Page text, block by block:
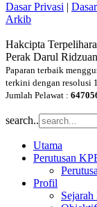
Dasar Privasi |
Arkib
Hakcipta
Perak Darul Ridzuan
Paparan terbaik
terkini dengan resolusi
Jumlah Pelawat :
search..
Utama
Perutusan
Profil